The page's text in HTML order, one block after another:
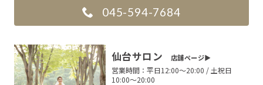
045-594-7684
仙台サロン 店舗ページ▶︎
営業時間： 平日12:00〜20:00 / 土祝日
10:00〜20:00